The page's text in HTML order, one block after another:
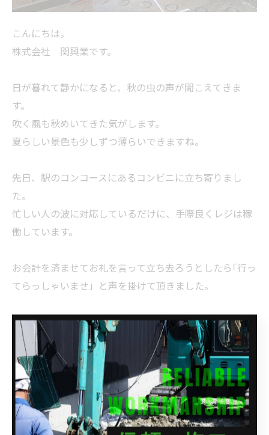
こんにちは。
株式会社 関興業です。
日が暮れて静かになると、秋の虫の声が聞こえてきま
す。
吹く風も秋めいてきた気がします。
夏らしい景色も少しずつ薄らいできますね。
先日、駅のコンコースにあるコンビニに立ち寄りまし
た。
忙しい人の波に対応しているだけに、手際良くレジは稼
働しています。
お会計を済ませてお礼を言って立ち去ろうとしたら｢行っ
てらっしゃいませ」と声を掛けて頂きました。
駅に直結している独特の挨拶とお見送りですよね。
肩がぶつかるほど慌ただしく行き交うなかでも、こうい
う思いやりに触れると優しい気持ちになれます。
スピードに流されることなく、心をゆったりとした余裕
をもちたいです。
現場の紹介です。